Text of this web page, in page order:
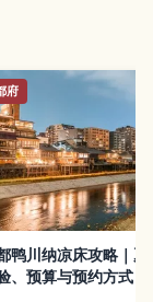
府
鸭川纳凉床攻略｜夏
、预算与预约方式